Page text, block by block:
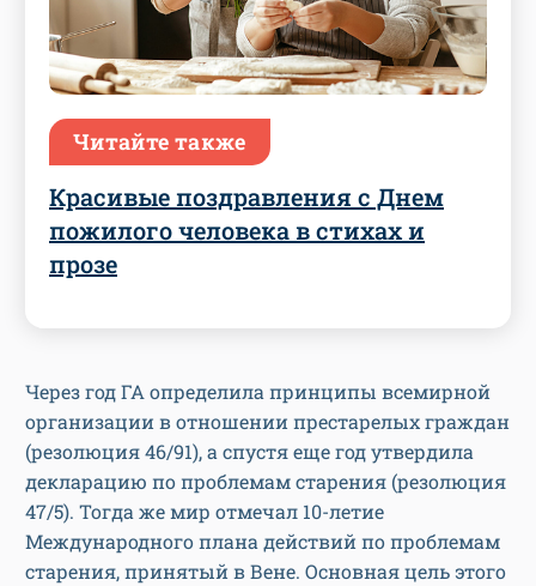
Читайте также
Красивые поздравления с Днем
пожилого человека в стихах и
прозе
Через год ГА определила принципы всемирной
организации в отношении престарелых граждан
(резолюция 46/91), а спустя еще год утвердила
декларацию по проблемам старения (резолюция
47/5). Тогда же мир отмечал 10-летие
Международного плана действий по проблемам
старения, принятый в Вене. Основная цель этого